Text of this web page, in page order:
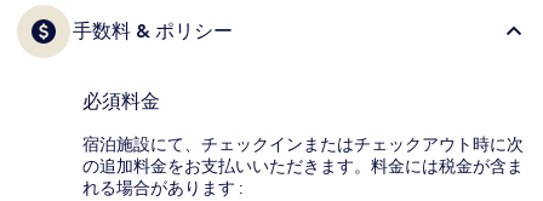
手数料 & ポリシー
必須料金
宿泊施設にて、チェックインまたはチェックアウト時に次
の追加料金をお支払いいただきます。料金には税金が含ま
れる場合があります :